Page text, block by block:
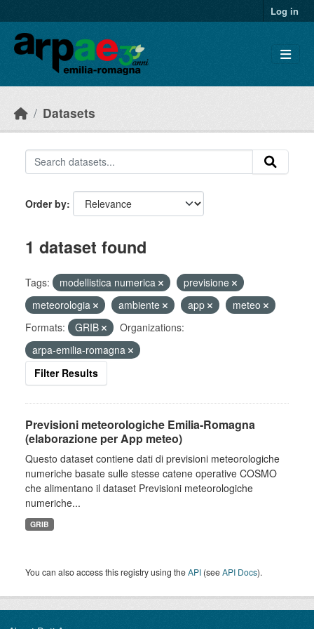
Log in
Datasets
Order by
1 dataset found
Tags: modellistica numerica
previsione
meteorologia
ambiente app
meteo
Formats:
GRIB
Organizations:
arpa-emilia-romagna
Filter Results
Previsioni meteorologiche Emilia-Romagna
(elaborazione per App meteo)
Questo dataset contiene dati di previsioni meteorologiche
numeriche basate sulle stesse catene operative COSMO
che alimentano il dataset Previsioni meteorologiche
numeriche...
GRIB
You can also access this registry using theAPI (seeAPI Docs).